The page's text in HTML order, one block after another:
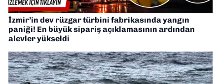
İzmir’in dev rüzgar türbini fabrikasında yangın
paniği! En büyük sipariş açıklamasının ardından
alevler yükseldi